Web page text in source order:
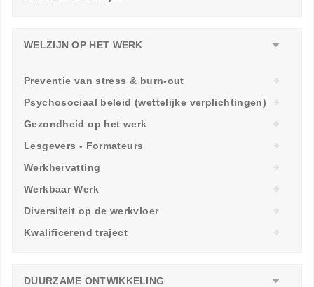
WELZIJN OP HET WERK
Preventie van stress & burn-out
Psychosociaal beleid (wettelijke verplichtingen)
Gezondheid op het werk
Lesgevers - Formateurs
Werkhervatting
Werkbaar Werk
Diversiteit op de werkvloer
Kwalificerend traject
DUURZAME ONTWIKKELING